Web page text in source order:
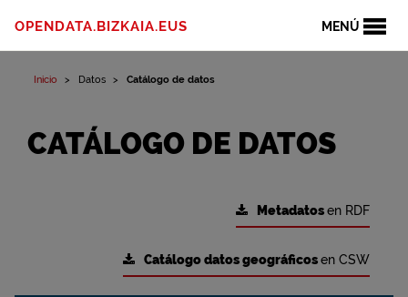
MENÚ
OPENDATA.BIZKAIA.EUS
Inicio Datos Catálogo de datos
CATÁLOGO DE DATOS
Metadatosen RDF
Catálogo datos geográficosen CSW